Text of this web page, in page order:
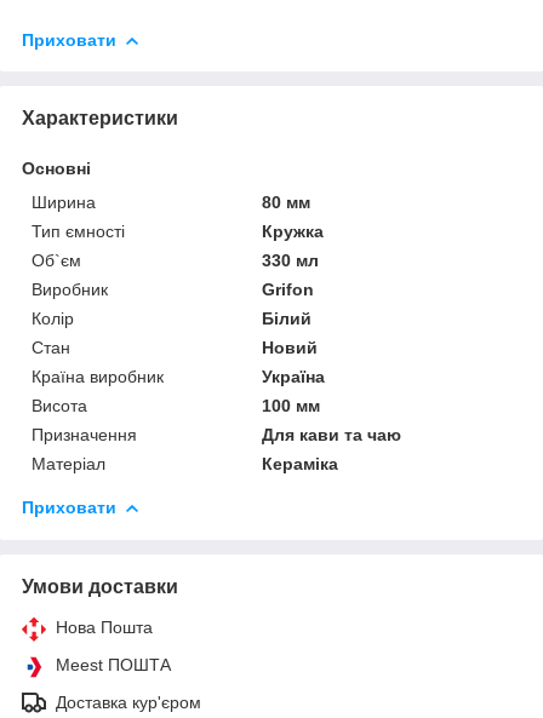
Приховати
Характеристики
Основні
Ширина
80 мм
Тип ємності
Кружка
Об`єм
330 мл
Виробник
Grifon
Колір
Білий
Стан
Новий
Країна виробник
Україна
Висота
100 мм
Призначення
Для кави та чаю
Матеріал
Кераміка
Приховати
Умови доставки
Нова Пошта
Meest ПОШТА
Доставка кур'єром